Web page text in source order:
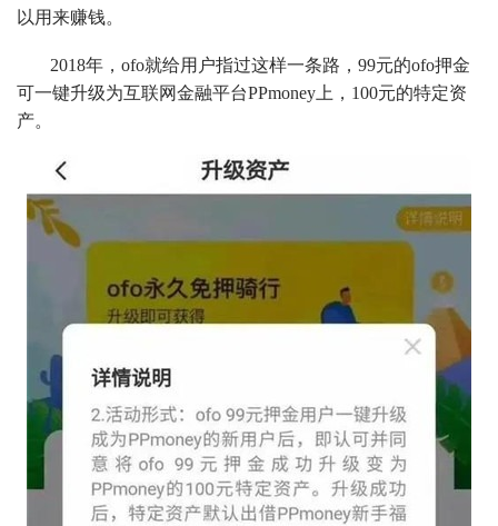
以用来赚钱。
2018年，ofo就给用户指过这样一条路，99元的ofo押金
可一键升级为互联网金融平台PPmoney上，100元的特定资
产。